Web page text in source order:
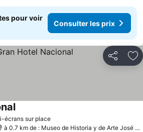
pour voir
Consulter les prix
Partager
écrans sur placeConsulter les prix
Consulter les prix
à 0.7 km de : Museo de Historia y de Arte José